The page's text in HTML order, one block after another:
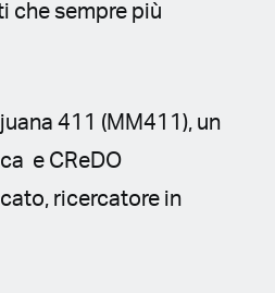
che sempre più
411 (MM411), un
e CReDO
ricercatore in